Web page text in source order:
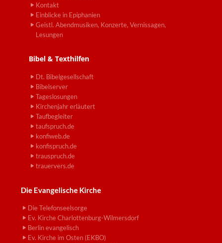
Kontakt
Einblicke in Epiphanien
Geistl. Abendmusiken, Konzerte, Vernissagen,
Lesungen
Bibel & Texthilfen
Dt. Bibelgesellschaft
Bibelserver
Tageslosungen
Kirchenjahr erläutert
Taufbegleiter
taufspruch.de
konfiweb.de
konfispruch.de
trauspruch.de
trauervers.de
Die Evangelische Kirche
Die Telefonseelsorge
Ev. Kirche Charlottenburg-Wilmersdorf
Berlin evangelisch
Ev. Kirche im Osten (EKBO)